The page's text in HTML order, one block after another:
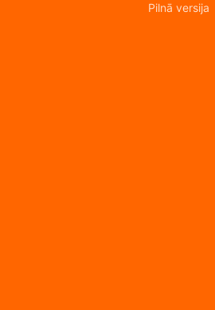
Pilnā versija